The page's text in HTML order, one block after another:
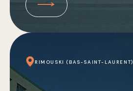
RIMOUSKI (BAS-SAINT-LAURENT)